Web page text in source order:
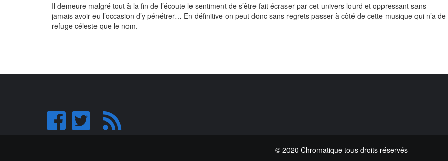
Il demeure malgré tout à la fin de l’écoute le sentiment de s’être fait écraser par cet univers lourd et oppressant sans
jamais avoir eu l’occasion d’y pénétrer… En définitive on peut donc sans regrets passer à côté de cette musique qui n’a de
refuge céleste que le nom.
© 2020 Chromatique tous droits réservés